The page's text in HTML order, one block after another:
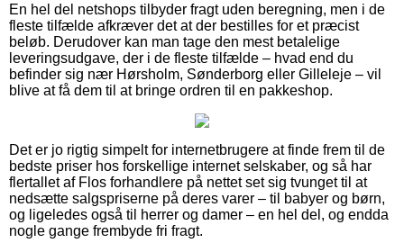
En hel del netshops tilbyder fragt uden beregning, men i de
fleste tilfælde afkræver det at der bestilles for et præcist
beløb. Derudover kan man tage den mest betalelige
leveringsudgave, der i de fleste tilfælde – hvad end du
befinder sig nær Hørsholm, Sønderborg eller Gilleleje – vil
blive at få dem til at bringe ordren til en pakkeshop.
Det er jo rigtig simpelt for internetbrugere at finde frem til de
bedste priser hos forskellige internet selskaber, og så har
flertallet af Flos forhandlere på nettet set sig tvunget til at
nedsætte salgspriserne på deres varer – til babyer og børn,
og ligeledes også til herrer og damer – en hel del, og endda
nogle gange frembyde fri fragt.